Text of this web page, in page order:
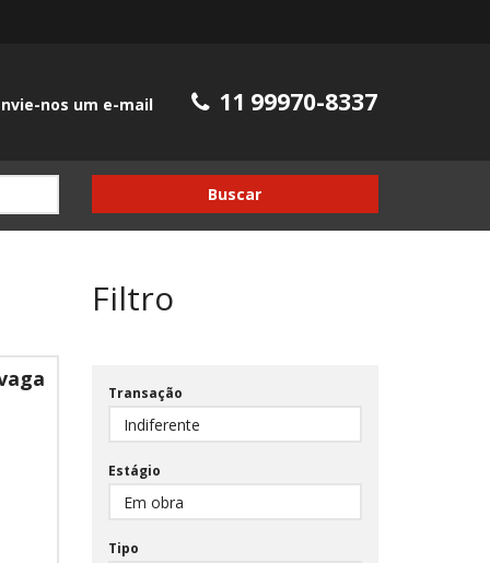
nos um e-mail 11 99970-8337
Buscar
Filtro
Transação
Estágio
Tipo